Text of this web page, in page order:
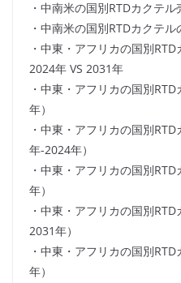
・中南米の国別RTDカクテ
・中南米の国別RTDカクテ
・中東・アフリカの国別
2024年 VS 2031年
・中東・アフリカの国別
年）
・中東・アフリカの国別
年-2024年）
・中東・アフリカの国別
年）
・中東・アフリカの国別
2031年）
・中東・アフリカの国別
年）